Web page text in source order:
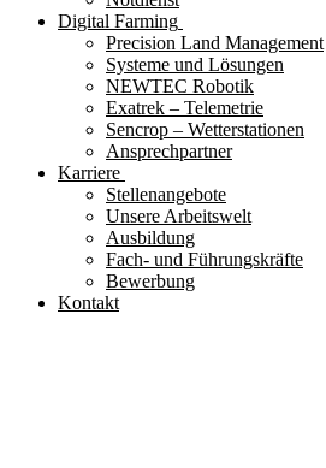
Digital Farming
Precision Land Management
Systeme und Lösungen
NEWTEC Robotik
Exatrek – Telemetrie
Sencrop – Wetterstationen
Ansprechpartner
Karriere
Stellenangebote
Unsere Arbeitswelt
Ausbildung
Fach- und Führungskräfte
Bewerbung
Kontakt